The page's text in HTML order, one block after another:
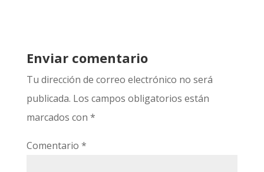
Enviar comentario
Tu dirección de correo electrónico no será
publicada. Los campos obligatorios están
marcados con *
Comentario *